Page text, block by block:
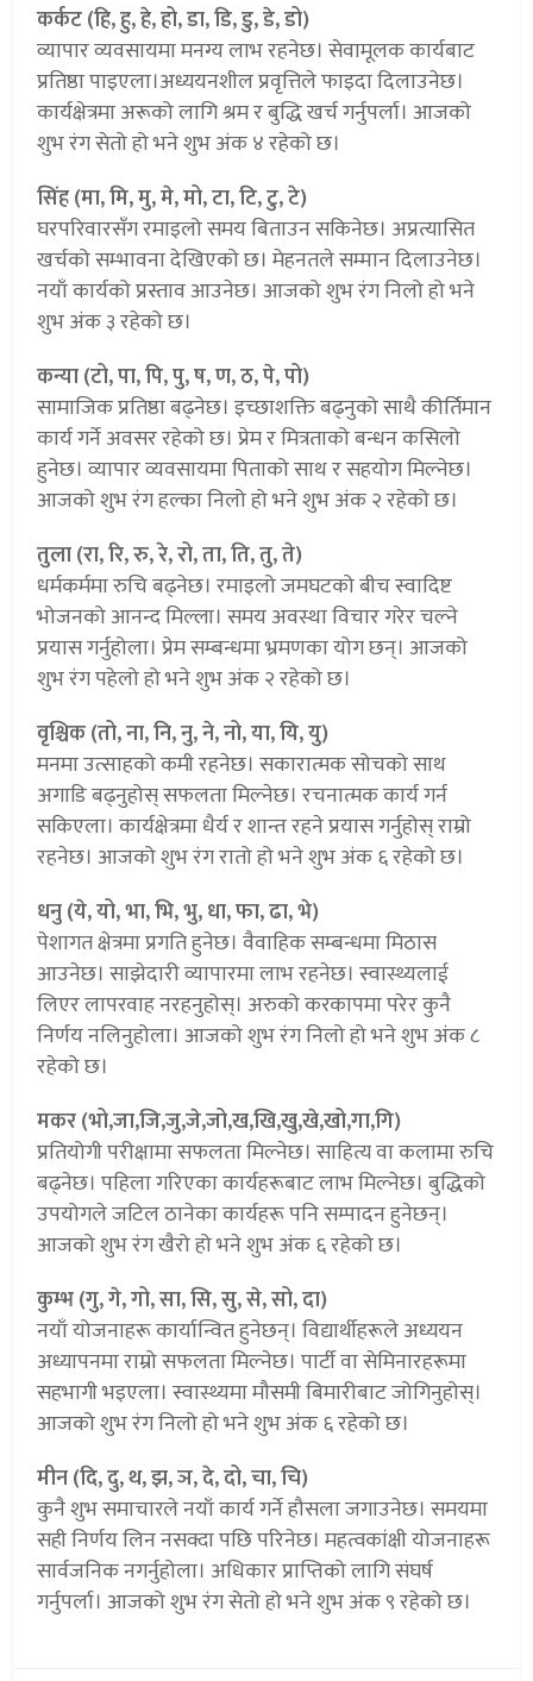
कर्कट (हि, हु, हे, हो, डा, डि, डु, डे, डो)
व्यापार व्यवसायमा मनग्य लाभ रहनेछ। सेवामूलक कार्यबाट
प्रतिष्ठा पाइएला।अध्ययनशील प्रवृत्तिले फाइदा दिलाउनेछ।
कार्यक्षेत्रमा अरूको लागि श्रम र बुद्धि खर्च गर्नुपर्ला। आजको
शुभ रंग सेतो हो भने शुभ अंक ४ रहेको छ।
सिंह (मा, मि, मु, मे, मो, टा, टि, टु, टे)
घरपरिवारसँग रमाइलो समय बिताउन सकिनेछ। अप्रत्यासित
खर्चको सम्भावना देखिएको छ। मेहनतले सम्मान दिलाउनेछ।
नयाँ कार्यको प्रस्ताव आउनेछ। आजको शुभ रंग निलो हो भने
शुभ अंक ३ रहेको छ।
कन्या (टो, पा, पि, पु, ष, ण, ठ, पे, पो)
सामाजिक प्रतिष्ठा बढ्नेछ। इच्छाशक्ति बढ्नुको साथै कीर्तिमान
कार्य गर्ने अवसर रहेको छ। प्रेम र मित्रताको बन्धन कसिलो
हुनेछ। व्यापार व्यवसायमा पिताको साथ र सहयोग मिल्नेछ।
आजको शुभ रंग हल्का निलो हो भने शुभ अंक २ रहेको छ।
तुला (रा, रि, रु, रे, रो, ता, ति, तु, ते)
धर्मकर्ममा रुचि बढ्नेछ। रमाइलो जमघटको बीच स्वादिष्ट
भोजनको आनन्द मिल्ला। समय अवस्था विचार गरेर चल्ने
प्रयास गर्नुहोला। प्रेम सम्बन्धमा भ्रमणका योग छन्। आजको
शुभ रंग पहेलो हो भने शुभ अंक २ रहेको छ।
वृश्चिक (तो, ना, नि, नु, ने, नो, या, यि, यु)
मनमा उत्साहको कमी रहनेछ। सकारात्मक सोचको साथ
अगाडि बढ्नुहोस् सफलता मिल्नेछ। रचनात्मक कार्य गर्न
सकिएला। कार्यक्षेत्रमा धैर्य र शान्त रहने प्रयास गर्नुहोस् राम्रो
रहनेछ। आजको शुभ रंग रातो हो भने शुभ अंक ६ रहेको छ।
धनु (ये, यो, भा, भि, भु, धा, फा, ढा, भे)
पेशागत क्षेत्रमा प्रगति हुनेछ। वैवाहिक सम्बन्धमा मिठास
आउनेछ। साझेदारी व्यापारमा लाभ रहनेछ। स्वास्थ्यलाई
लिएर लापरवाह नरहनुहोस्। अरुको करकापमा परेर कुनै
निर्णय नलिनुहोला। आजको शुभ रंग निलो हो भने शुभ अंक ८
रहेको छ।
मकर (भो,जा,जि,जु,जे,जो,ख,खि,खु,खे,खो,गा,गि)
प्रतियोगी परीक्षामा सफलता मिल्नेछ। साहित्य वा कलामा रुचि
बढ्नेछ। पहिला गरिएका कार्यहरूबाट लाभ मिल्नेछ। बुद्धिको
उपयोगले जटिल ठानेका कार्यहरू पनि सम्पादन हुनेछन्।
आजको शुभ रंग खैरो हो भने शुभ अंक ६ रहेको छ।
कुम्भ (गु, गे, गो, सा, सि, सु, से, सो, दा)
नयाँ योजनाहरू कार्यान्वित हुनेछन्। विद्यार्थीहरूले अध्ययन
अध्यापनमा राम्रो सफलता मिल्नेछ। पार्टी वा सेमिनारहरूमा
सहभागी भइएला। स्वास्थ्यमा मौसमी बिमारीबाट जोगिनुहोस्।
आजको शुभ रंग निलो हो भने शुभ अंक ६ रहेको छ।
मीन (दि, दु, थ, झ, ञ, दे, दो, चा, चि)
कुनै शुभ समाचारले नयाँ कार्य गर्ने हौसला जगाउनेछ। समयमा
सही निर्णय लिन नसक्दा पछि परिनेछ। महत्वकांक्षी योजनाहरू
सार्वजनिक नगर्नुहोला। अधिकार प्राप्तिको लागि संघर्ष
गर्नुपर्ला। आजको शुभ रंग सेतो हो भने शुभ अंक ९ रहेको छ।